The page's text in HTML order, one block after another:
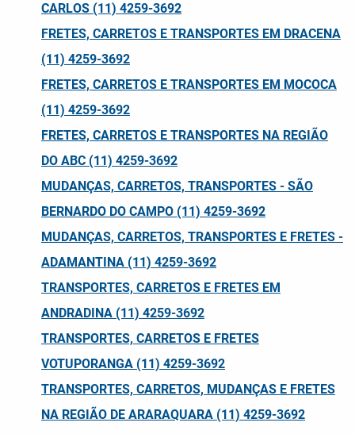
CARLOS (11) 4259-3692
FRETES, CARRETOS E TRANSPORTES EM DRACENA
(11) 4259-3692
FRETES, CARRETOS E TRANSPORTES EM MOCOCA
(11) 4259-3692
FRETES, CARRETOS E TRANSPORTES NA REGIÃO
DO ABC (11) 4259-3692
MUDANÇAS, CARRETOS, TRANSPORTES - SÃO
BERNARDO DO CAMPO (11) 4259-3692
MUDANÇAS, CARRETOS, TRANSPORTES E FRETES -
ADAMANTINA (11) 4259-3692
TRANSPORTES, CARRETOS E FRETES EM
ANDRADINA (11) 4259-3692
TRANSPORTES, CARRETOS E FRETES
VOTUPORANGA (11) 4259-3692
TRANSPORTES, CARRETOS, MUDANÇAS E FRETES
NA REGIÃO DE ARARAQUARA (11) 4259-3692